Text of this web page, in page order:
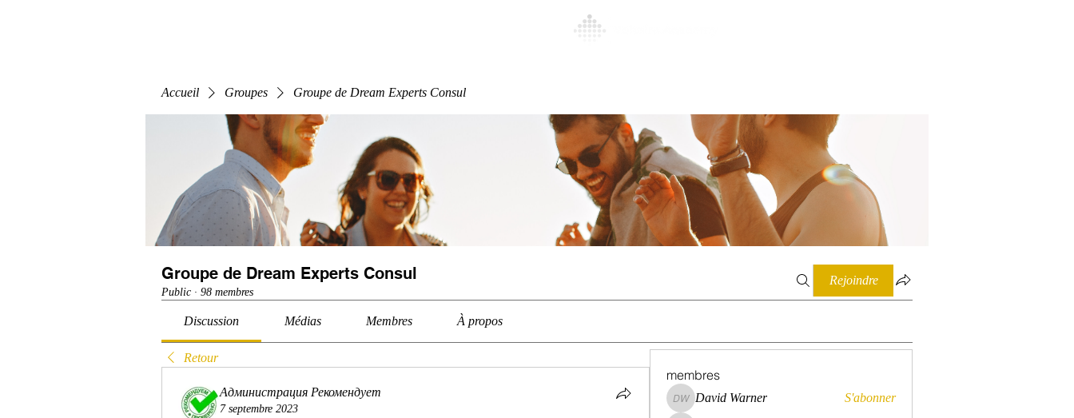
Accueil Groupes Groupe de Dream Experts Consul
Groupe de Dream Experts Consul
Public · 98 membres
Rejoindre
Discussion Médias Membres À propos
Retour
Администрация Рекомендует
7 septembre 2023
membres
David Warner
David Warner S'abonner